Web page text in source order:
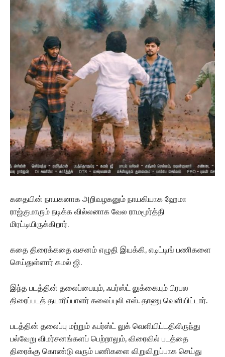
கதையின் நாயகனாக அறிவழகனும் நாயகியாக ஹேமா
ராஜ்குமாரும் நடிக்க வில்லனாக வேல ராமமூர்த்தி
மிரட்டியிருக்கிறார்.
கதை திரைக்கதை வசனம் எழுதி இயக்கி, எடிட்டிங் பணிகளை
செய்துள்ளார் கமல் ஜி.
இந்த படத்தின் தலைப்பையும், ஃபர்ஸ்ட் லுக்கையும் பிரபல
திரைப்படத் தயாரிப்பாளர் கலைப்புலி எஸ். தாணு வெளியிட்டார்.
படத்தின் தலைப்பு மற்றும் ஃபர்ஸ்ட் லுக் வெளியிட்டதிலிருந்து
பல்வேறு விமர்சனங்களப் பெற்றாலும், விரைவில் படத்தை
திரைக்கு கொண்டு வரும் பணிகளை விறுவிறுப்பாக செய்து